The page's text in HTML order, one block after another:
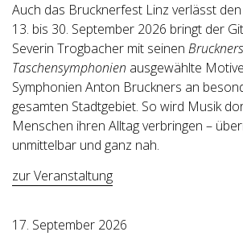
Auch das Brucknerfest Linz verlässt
13. bis 30. September 2026 bringt der
Severin Trogbacher mit seinen Bruckners
Taschensymphonien ausgewählte
Symphonien Anton Bruckners an
gesamten Stadtgebiet. So wird Musik
Menschen ihren Alltag verbringen –
unmittelbar und ganz nah.
zur Veranstaltung
17. September 2026